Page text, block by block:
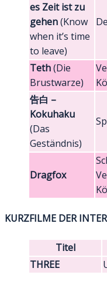
es Zeit ist zu
gehen(Know
when it’s time
to leave)
Teth(Die
Brustwarze)
告白 –
Kokuhaku
(Das
Geständnis)
Dragfox
KURZFILME DER
Titel
THREE